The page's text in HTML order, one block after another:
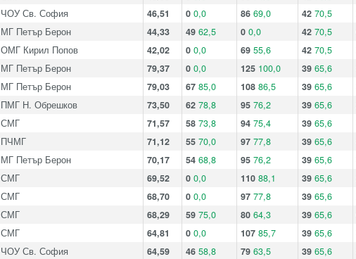
ЧОУ Св. София 46,51 0 0,0 86 69,0 42 70,5
МГ Петър Берон 44,33 49 62,5 0 0,0 42 70,5
ОМГ Кирил Попов 42,02 0 0,0 69 55,6 42 70,5
МГ Петър Берон 79,37 0 0,0 125 100,0 39 65,6
МГ Петър Берон 79,03 67 85,0 108 86,5 39 65,6
ПМГ Н. Обрешков 73,50 62 78,8 95 76,2 39 65,6
СМГ 71,57 58 73,8 94 75,4 39 65,6
ПЧМГ 71,12 55 70,0 97 77,8 39 65,6
МГ Петър Берон 70,17 54 68,8 95 76,2 39 65,6
СМГ 69,52 0 0,0 110 88,1 39 65,6
СМГ 68,70 0 0,0 97 77,8 39 65,6
СМГ 68,29 59 75,0 80 64,3 39 65,6
СМГ 64,81 0 0,0 107 85,7 39 65,6
ЧОУ Св. София 64,59 46 58,8 79 63,5 39 65,6